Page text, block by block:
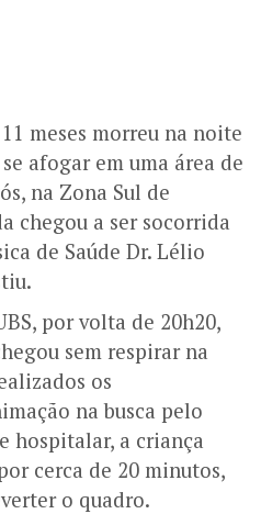
meses morreu na noite
afogar em uma área de
na Zona Sul de
chegou a ser socorrida
de Saúde Dr. Lélio
por volta de 20h20,
sem respirar na
os
na busca pelo
hospitalar, a criança
cerca de 20 minutos,
o quadro.